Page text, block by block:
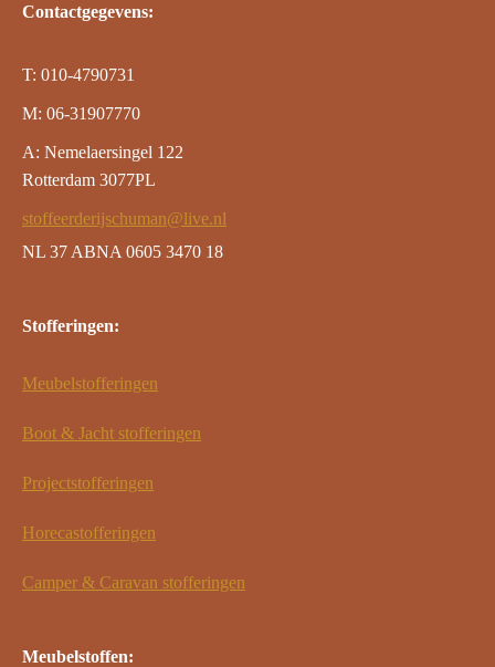
Contactgegevens:
T: 010-4790731
M: 06-31907770
A: Nemelaersingel 122
Rotterdam 3077PL
stoffeerderijschuman@live.nl
NL 37 ABNA 0605 3470 18
Stofferingen:
Meubelstofferingen
Boot & Jacht stofferingen
Projectstofferingen
Horecastofferingen
Camper & Caravan stofferingen
Meubelstoffen: